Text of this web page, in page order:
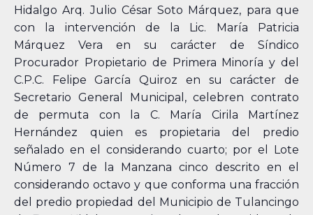
Hidalgo Arq. Julio César Soto Márquez, para que
con la intervención de la Lic. María Patricia
Márquez Vera en su carácter de Síndico
Procurador Propietario de Primera Minoría y del
C.P.C. Felipe García Quiroz en su carácter de
Secretario General Municipal, celebren contrato
de permuta con la C. María Cirila Martínez
Hernández quien es propietaria del predio
señalado en el considerando cuarto; por el Lote
Número 7 de la Manzana cinco descrito en el
considerando octavo y que conforma una fracción
del predio propiedad del Municipio de Tulancingo